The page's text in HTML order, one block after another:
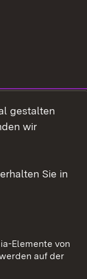
gestalten
wir
Sie in
Elemente von
auf der